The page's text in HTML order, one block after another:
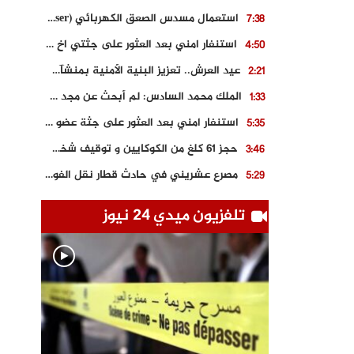
7:38
استعمال مسدس الصعق الكهربائي (Taser) من اجل تحرير شابة محتجزة
4:50
استنفار امني بعد العثور على جثتي اخ و ابن صاحب مطعم اسماك مشهور بطنجة
2:21
عيد العرش.. تعزيز البنية الأمنية بمنشآت و مصالح جديدة بكل من الحسيمة – فاس و الناظور
1:33
الملك محمد السادس: لم أبحث عن مجد شخصي.. وهَمي كرامة المغاربة
5:35
استنفار امني بعد العثور على جثة عضو سابق في حزب المصباح بالقنيطرة..
3:46
حجز 61 كلغ من الكوكايين و توقيف شخصين بالكركرات
5:29
مصرع عشريني في حادث قطار نقل الفوسفاط..
9:18
العثور على سبعينية جثة هامدة بمقر سكناها بمراكش
6:56
3:02
مصرع شابة ثلاثينية إثر سقوط سيارتها من منحدر خطير بالجرف الأصفر
3:04
توقيف “رضى الطالياني” بتهمة القيادة في حالة سكر و رفضه الامتثال للأمن
تلفزيون ميدي 24 نيوز